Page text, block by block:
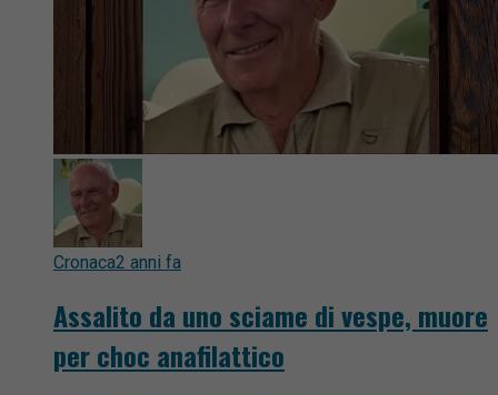
Cronaca2 anni fa
Assalito da uno sciame di vespe, muore
per choc anafilattico